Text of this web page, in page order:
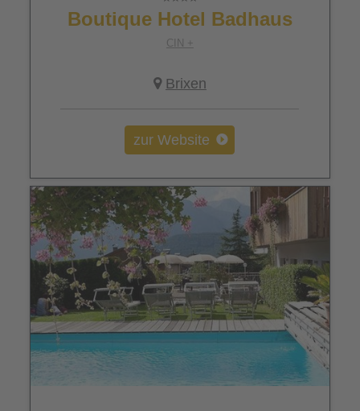
Boutique Hotel Badhaus
CIN +
Brixen
zur Website